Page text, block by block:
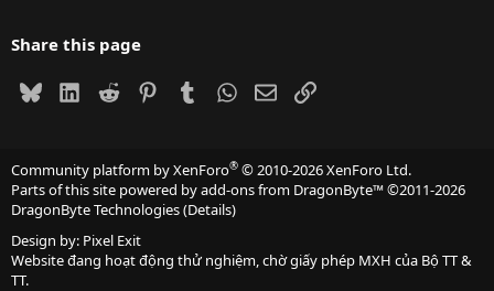
Share this page
BlueskyLinkedIn
Reddit PinterestTumblrWhatsApp
EmailLink
Community platform by XenForo® © 2010-2026 XenForo Ltd.
Parts of this site powered byadd-ons from DragonByte™©2011-2026
DragonByte Technologies(Details)
Design by: Pixel Exit
Website đang hoạt động thử nghiệm, chờ giấy phép MXH của Bộ TT &
TT.